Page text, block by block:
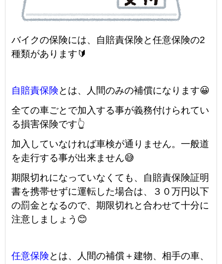
バイクの保険には、自賠責保険と任意保険の2
種類があります🔰
自賠責保険とは、人間のみの補償になります😀
全ての車ごとで加入する事が義務付けられてい
る損害保険です👆
加入していなければ車検が通りません。一般道
を走行する事が出来ません😅
期限切れになっていなくても、自賠責保険証明
書を携帯せずに運転した場合は、３０万円以下
の罰金となるので、期限切れと合わせて十分に
注意しましょう😊
任意保険とは、人間の補償＋建物、相手の車、